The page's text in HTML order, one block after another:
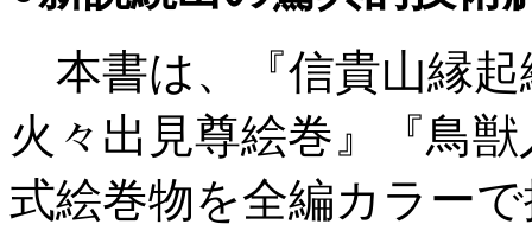
本書は、『信貴山縁起
火々出見尊絵巻』『鳥
式絵巻物を全編カラー